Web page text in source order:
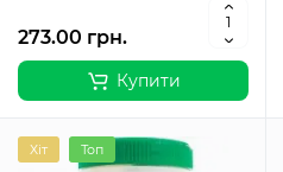
273.00 грн.
Купити
Хіт Топ